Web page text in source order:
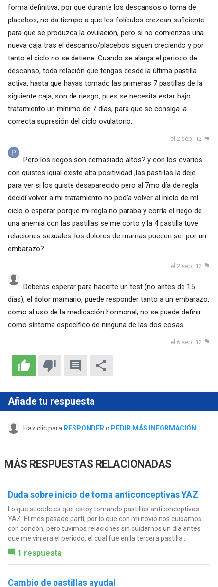
forma definitiva, por que durante los descansos o toma de
placebos, no da tiempo a que los folículos crezcan suficiente
para que se produzca la ovulación, pero si no comienzas una
nueva caja tras el descanso/placebos siguen creciendo y por
tanto el ciclo no se detiene. Cuando se alarga el periodo de
descanso, toda relación que tengas desde la última pastilla
activa, hasta que hayas tomado las primeras 7 pastillas de la
siguiente caja, son de riesgo, pues se necesita estar bajo
tratamiento un mínimo de 7 días, para que se consiga la
correcta supresión del ciclo ovulatorio.
el 2 sep. 12
Pero los riegos son demasiado altos? y con los ovarios
con quistes igual existe alta positividad ,las pastillas la deje
para ver si los quiste desaparecido pero al 7mo día de regla
decidí volver a mi tratamiento no podía volver al inicio de mi
ciclo o esperar porque mi regla no paraba y corría el riego de
una anemia con las pastillas se me corto y la 4 pastilla tuve
relaciones sexuales. los dolores de mamas pueden ser por un
embarazo?
el 2 sep. 12
Deberás esperar para hacerte un test (no antes de 15
días), el dolor mamario, puede responder tanto a un embarazo,
como al uso de la medicación hormonal, no se puede definir
como síntoma específico de ninguna de las dos cosas.
el 6 sep. 12
Añade tu respuesta
Haz clic para RESPONDER o PEDIR MÁS INFORMACIÓN
MÁS RESPUESTAS RELACIONADAS
Duda sobre inicio de toma anticonceptivas YAZ
Lo que sucede es que estoy tomando pastillas anticonceptivas
YAZ. El mes pasado partí, por lo que con mi novio nos cuidamos
con condón, pero tuvimos relaciones sin cuidarnos un día antes
que me viniera el periodo, el cual fue en la tercera pastilla...
1 respuesta
Cambio de pastillas ayuda!